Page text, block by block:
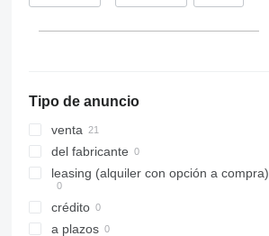
316
317
318
320
322
Tipo de anuncio
venta
del fabricante
leasing (alquiler con opción a compra)
crédito
a plazos